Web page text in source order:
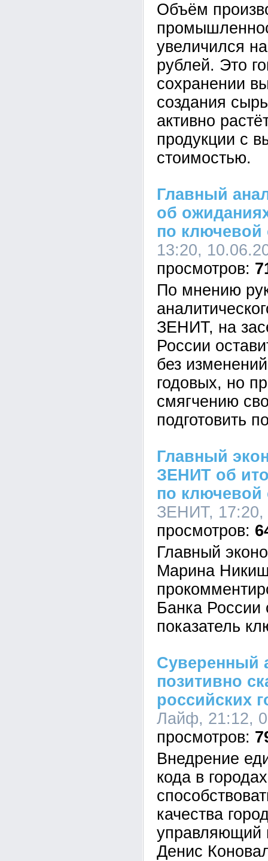
Объём
увеличился
рублей. Это
сохранении
создания
активно
продукции с
стоимостью.
Главный
об
по ключевой
13:20,
По мнению
ЗЕНИТ, на
России
без
годовых, но
смягчению
подготовить
Главный
ЗЕНИТ об
по ключевой
ЗЕНИТ,
Главный
Марина
Банка России
показатель
Суверенный
позитивно
российских
Лайф, 21:12,
Внедрение
кода в
качества
управляющий
Денис